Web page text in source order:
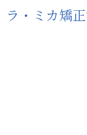
ラ・ミカ矯